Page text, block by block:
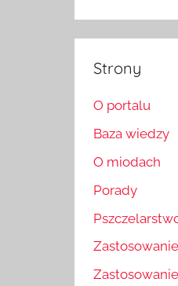
Strony
O portalu
Baza wiedzy
O miodach
Porady